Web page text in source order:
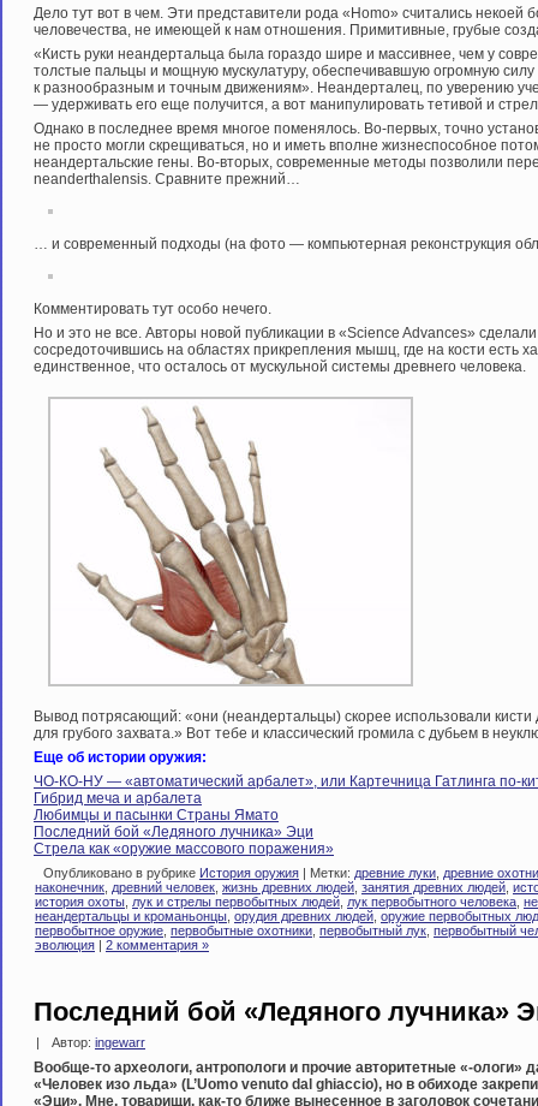
Дело тут вот в чем. Эти представители рода «Homo» считались некоей
человечества, не имеющей к нам отношения. Примитивные, грубые
«Кисть руки неандертальца была гораздо шире и массивнее, чем у
толстые пальцы и мощную мускулатуру, обеспечивавшую огромную
к разнообразным и точным движениям». Неандерталец, по уверению
— удерживать его еще получится, а вот манипулировать тетивой и
Однако в последнее время многое поменялось. Во-первых, точно
не просто могли скрещиваться, но и иметь вполне жизнеспособное
неандертальские гены. Во-вторых, современные методы позволили
neanderthalensis. Сравните прежний…
… и современный подходы (на фото — компьютерная реконструкция
Комментировать тут особо нечего.
Но и это не все. Авторы новой публикации в «Science Advances»
сосредоточившись на областях прикрепления мышц, где на кости есть
единственное, что осталось от мускульной системы древнего человека.
Вывод потрясающий: «они (неандертальцы) скорее использовали
для грубого захвата.» Вот тебе и классический громила с дубьем в
Еще об истории оружия:
ЧО-КО-НУ — «автоматический арбалет», или Картечница Гатлинга по-
Гибрид меча и арбалета
Любимцы и пасынки Страны Ямато
Последний бой «Ледяного лучника» Эци
Стрела как «оружие массового поражения»
Опубликовано в рубрике История оружия | Метки: древние луки древние
наконечник древний человек жизнь древних людей занятия древних людей
история охоты лук и стрелы первобытных людей лук первобытного человека
неандертальцы и кроманьонцы орудия древних людей оружие первобытных
первобытное оружие первобытные охотники первобытный лук первобытный
эволюция
2 комментария »
Последний бой «Ледяного лучника»
| Автор: ingewarr
Вообще-то археологи, антропологи и прочие авторитетные «-ологи»
«Человек изо льда» (L’Uomo venuto dal ghiaccio), но в обиходе
«Эци». Мне, товарищи, как-то ближе вынесенное в заголовок